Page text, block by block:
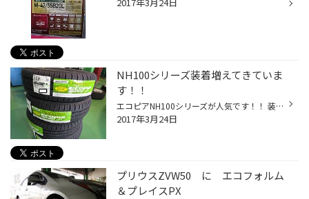
NH100シリーズ装着増えてきていま
す！！
エコピアNH100シリーズが人気です！！ 装着車ふえてきていま～す 軽コンパクト用・ セダン用・ミニバン用とご用意しています！
2017年3月24日
プリウスZVW50 に エコフォルム
＆プレイスPX